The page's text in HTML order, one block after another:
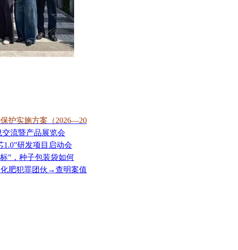
护实施方案（2026—20
交流暨产品展览会
1.0”研发项目启动会
”，种子包装袋如何
肥犯罪团伙→查明案值